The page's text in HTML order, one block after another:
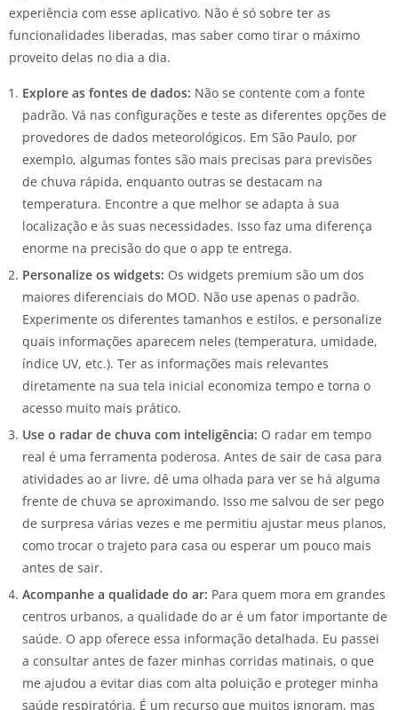
experiência com esse aplicativo. Não é só sobre ter as
funcionalidades liberadas, mas saber como tirar o máximo
proveito delas no dia a dia.
Explore as fontes de dados: Não se contente com a fonte
padrão. Vá nas configurações e teste as diferentes opções de
provedores de dados meteorológicos. Em São Paulo, por
exemplo, algumas fontes são mais precisas para previsões
de chuva rápida, enquanto outras se destacam na
temperatura. Encontre a que melhor se adapta à sua
localização e às suas necessidades. Isso faz uma diferença
enorme na precisão do que o app te entrega.
Personalize os widgets: Os widgets premium são um dos
maiores diferenciais do MOD. Não use apenas o padrão.
Experimente os diferentes tamanhos e estilos, e personalize
quais informações aparecem neles (temperatura, umidade,
índice UV, etc.). Ter as informações mais relevantes
diretamente na sua tela inicial economiza tempo e torna o
acesso muito mais prático.
Use o radar de chuva com inteligência: O radar em tempo
real é uma ferramenta poderosa. Antes de sair de casa para
atividades ao ar livre, dê uma olhada para ver se há alguma
frente de chuva se aproximando. Isso me salvou de ser pego
de surpresa várias vezes e me permitiu ajustar meus planos,
como trocar o trajeto para casa ou esperar um pouco mais
antes de sair.
Acompanhe a qualidade do ar: Para quem mora em grandes
centros urbanos, a qualidade do ar é um fator importante de
saúde. O app oferece essa informação detalhada. Eu passei
a consultar antes de fazer minhas corridas matinais, o que
me ajudou a evitar dias com alta poluição e proteger minha
saúde respiratória. É um recurso que muitos ignoram, mas